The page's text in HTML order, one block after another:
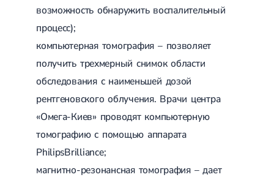
возможность обнаружить воспалительный
процесс);
компьютерная томография – позволяет
получить трехмерный снимок области
обследования с наименьшей дозой
рентгеновского облучения. Врачи центра
«Омега-Киев» проводят компьютерную
томографию с помощью аппарата
PhilipsBrilliance;
магнитно-резонансная томография – дает